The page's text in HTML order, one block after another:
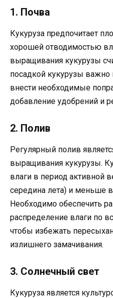
1. Почва
Кукуруза предпочитает
хорошей отводимостью
выращивания кукурузы
посадкой кукурузы важно
внести необходимые
добавление удобрений и
2. Полив
Регулярный полив
выращивания кукурузы.
влаги в период активной
середина лета) и меньше
Необходимо обеспечить
распределение влаги по
чтобы избежать
излишнего замачивания.
3. Солнечный свет
Кукуруза является